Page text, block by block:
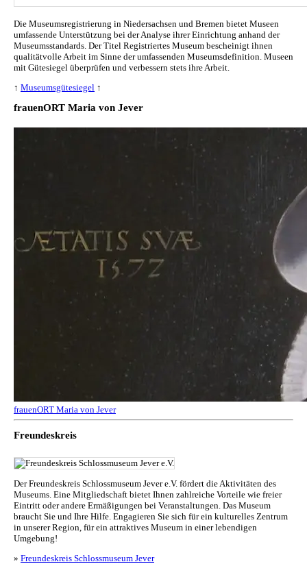
Die Museumsregistrierung in Niedersachsen und Bremen bietet Museen
umfassende Unterstützung bei der Analyse ihrer Einrichtung anhand der
Museumsstandards. Der Titel Registriertes Museum bescheinigt ihnen
qualitätvolle Arbeit im Sinne der umfassenden Museumsdefinition. Museen
mit Gütesiegel überprüfen und verbessern stets ihre Arbeit.
↑ Museumsgütesiegel ↑
frauenORT Maria von Jever
frauenORT Maria von Jever
Freundeskreis
Der Freundeskreis Schlossmuseum Jever e.V. fördert die Aktivitäten des
Museums. Eine Mitgliedschaft bietet Ihnen zahlreiche Vorteile wie freier
Eintritt oder andere Ermäßigungen bei Veranstaltungen. Das Museum
braucht Sie und Ihre Hilfe. Engagieren Sie sich für ein kulturelles Zentrum
in unserer Region, für ein attraktives Museum in einer lebendigen
Umgebung!
» Freundeskreis Schlossmuseum Jever